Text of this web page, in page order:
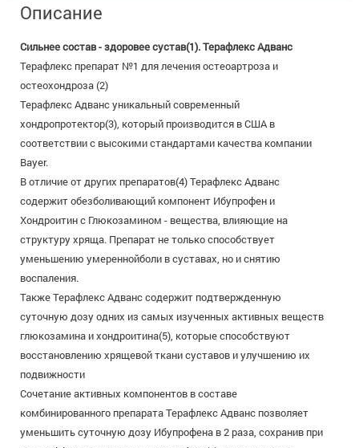
Описание
Сильнее состав - здоровее сустав(1). Терафлекс Адванс
Терафлекс препарат №1 для лечения остеоартроза и
остеохондроза (2)
Терафлекс Адванс уникальный современный
хондропротектор(3), который производится в США в
соответствии с высокими стандартами качества компании
Bayer.
В отличие от других препаратов(4) Терафлекс Адванс
содержит обезболивающий компонент Ибупрофен и
Хондроитин с Глюкозамином - вещества, влияющие на
структуру хряща. Препарат не только способствует
уменьшению умереннойболи в суставах, но и снятию
воспаления.
Также Терафлекс Адванс содержит подтвержденную
суточную дозу одних из самых изученных активных веществ
глюкозамина и хондроитина(5), которые способствуют
восстановлению хрящевой ткани суставов и улучшению их
подвижности
Сочетание активных компонентов в составе
комбинированного препарата Терафлекс Адванс позволяет
уменьшить суточную дозу Ибупрофена в 2 раза, сохранив при